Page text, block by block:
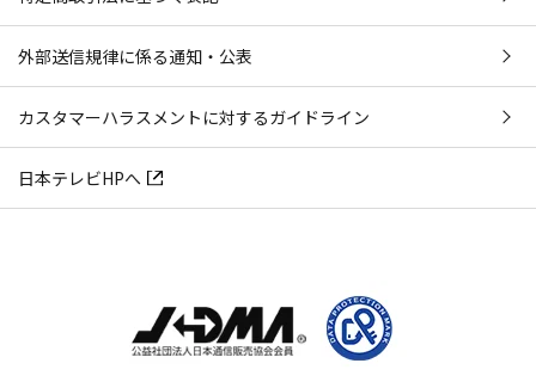
外部送信規律に係る通知・公表
カスタマーハラスメントに対するガイドライン
日本テレビHPへ